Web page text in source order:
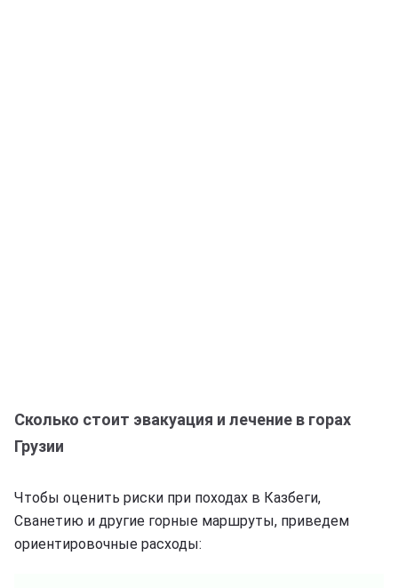
Сколько стоит эвакуация и лечение в горах
Грузии
Чтобы оценить риски при походах в Казбеги,
Сванетию и другие горные маршруты, приведем
ориентировочные расходы: